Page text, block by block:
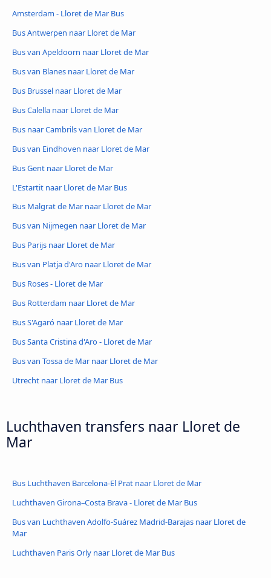
Amsterdam - Lloret de Mar Bus
Bus Antwerpen naar Lloret de Mar
Bus van Apeldoorn naar Lloret de Mar
Bus van Blanes naar Lloret de Mar
Bus Brussel naar Lloret de Mar
Bus Calella naar Lloret de Mar
Bus naar Cambrils van Lloret de Mar
Bus van Eindhoven naar Lloret de Mar
Bus Gent naar Lloret de Mar
L'Estartit naar Lloret de Mar Bus
Bus Malgrat de Mar naar Lloret de Mar
Bus van Nijmegen naar Lloret de Mar
Bus Parijs naar Lloret de Mar
Bus van Platja d'Aro naar Lloret de Mar
Bus Roses - Lloret de Mar
Bus Rotterdam naar Lloret de Mar
Bus S'Agaró naar Lloret de Mar
Bus Santa Cristina d'Aro - Lloret de Mar
Bus van Tossa de Mar naar Lloret de Mar
Utrecht naar Lloret de Mar Bus
Luchthaven transfers naar Lloret de
Mar
Bus Luchthaven Barcelona-El Prat naar Lloret de Mar
Luchthaven Girona–Costa Brava - Lloret de Mar Bus
Bus van Luchthaven Adolfo-Suárez Madrid-Barajas naar Lloret de
Mar
Luchthaven Paris Orly naar Lloret de Mar Bus